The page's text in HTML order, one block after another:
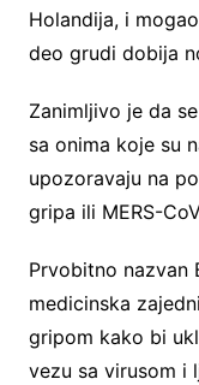
Holandija, i
deo grudi dobija
Zanimljivo je da
sa onima koje su
upozoravaju na
gripa ili MERS-
Prvobitno nazvan
medicinska
gripom kako bi
vezu sa virusom i